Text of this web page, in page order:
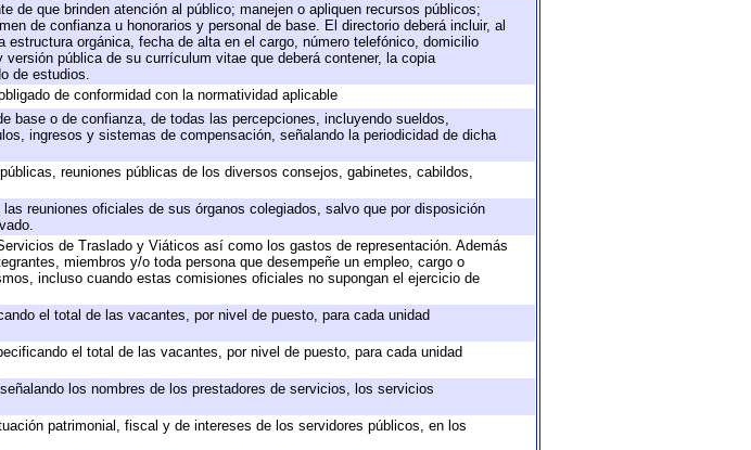
de que brinden atención al público; manejen o apliquen recursos públicos;
de confianza u honorarios y personal de base. El directorio deberá incluir, al
orgánica, fecha de alta en el cargo, número telefónico, domicilio
pública de su currículum vitae que deberá contener, la copia
de estudios.
de conformidad con la normatividad aplicable
base o de confianza, de todas las percepciones, incluyendo sueldos,
ingresos y sistemas de compensación, señalando la periodicidad de dicha
reuniones públicas de los diversos consejos, gabinetes, cabildos,
reuniones oficiales de sus órganos colegiados, salvo que por disposición
de Traslado y Viáticos así como los gastos de representación. Además
miembros y/o toda persona que desempeñe un empleo, cargo o
incluso cuando estas comisiones oficiales no supongan el ejercicio de
el total de las vacantes, por nivel de puesto, para cada unidad
el total de las vacantes, por nivel de puesto, para cada unidad
los nombres de los prestadores de servicios, los servicios
patrimonial, fiscal y de intereses de los servidores públicos, en los